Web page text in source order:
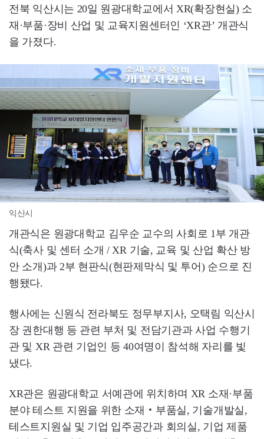
전북 익산시는 20일 원광대학교에서 XR(확장현실) 소
재·부품·장비 산업 및 교육지원센터인 ‘XR관’ 개관식
을 가졌다.
익산시
개관식은 원광대학교 김우순 교수의 사회로 1부 개관
식(축사 및 센터 소개 / XR 기술, 교육 및 산업 확산 방
안 소개)과 2부 현판식(현판제막식 및 투어) 순으로 진
행됐다.
행사에는 신원식 전라북도 정무부지사, 오택림 익산시
장 권한대행 등 관련 부처 및 전담기관과 사업 수행기
관 및 XR 관련 기업인 등 40여명이 참석해 자리를 빛
냈다.
XR관은 원광대학교 서예관에 위치하며 XR 소재·부품
분야 테스트 지원을 위한 소재‧부품실, 기술개발실,
테스트지원실 및 기업 입주공간과 회의실, 기업 제품